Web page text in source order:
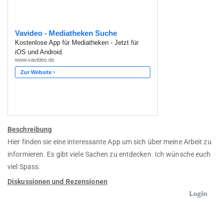
Beschreibung
Hier finden sie eine interessante App um sich über meine Arbeit zu
informieren. Es gibt viele Sachen zu entdecken. Ich wünsche euch
viel Spass.
Diskussionen und Rezensionen
Login